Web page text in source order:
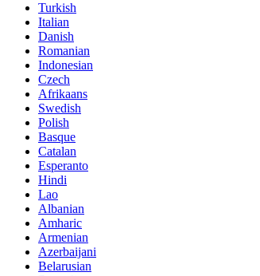
Turkish
Italian
Danish
Romanian
Indonesian
Czech
Afrikaans
Swedish
Polish
Basque
Catalan
Esperanto
Hindi
Lao
Albanian
Amharic
Armenian
Azerbaijani
Belarusian